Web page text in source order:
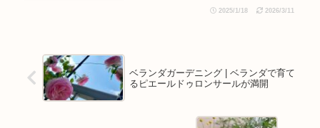
2025/1/18 2026/3/11
ベランダガーデニング | ベランダで育て
るピエールドゥロンサールが満開